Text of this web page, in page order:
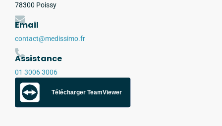
78300 Poissy
Email
contact@medissimo.fr
Assistance
01 3006 3006
Télécharger TeamViewer